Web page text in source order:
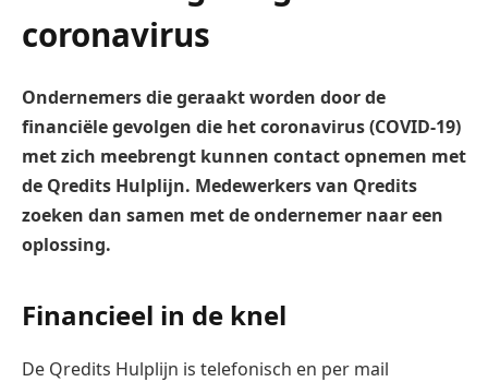
coronavirus
Ondernemers die geraakt worden door de
financiële gevolgen die het coronavirus (COVID-19)
met zich meebrengt kunnen contact opnemen met
de Qredits Hulplijn. Medewerkers van Qredits
zoeken dan samen met de ondernemer naar een
oplossing.
Financieel in de knel
De Qredits Hulplijn is telefonisch en per mail